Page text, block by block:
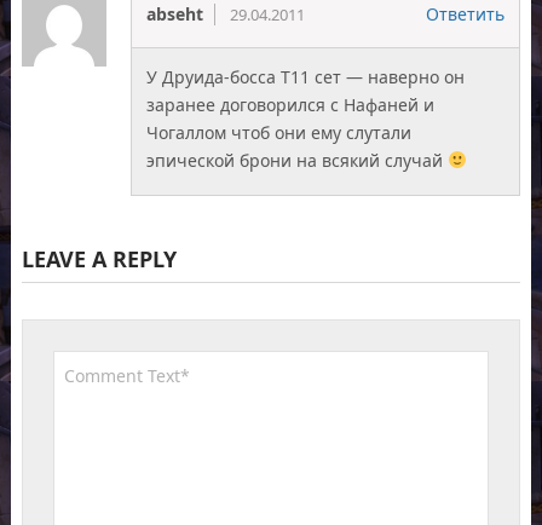
abseht 29.04.2011 Ответить
У Друида-босса Т11 сет — наверно он
заранее договорился с Нафаней и
Чогаллом чтоб они ему слутали
эпической брони на всякий случай
LEAVE A REPLY